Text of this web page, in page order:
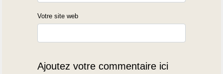
Votre site web
Ajoutez votre commentaire ici